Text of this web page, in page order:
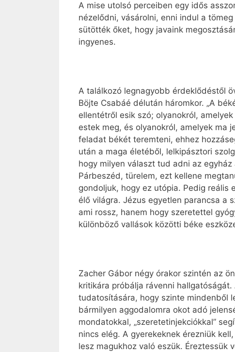
A mise utolsó perceiben egy idős
nézelődni, vásárolni, enni indul a
sütötték őket, hogy javaink
ingyenes.
A találkozó legnagyobb érdeklődéstől
Böjte Csabáé délután háromkor. „A
ellentétről esik szó; olyanokról,
estek meg, és olyanokról, amelyek ma
feladat békét teremteni, ehhez
után a maga életéből, lelkipásztori
hogy milyen választ tud adni az
Párbeszéd, türelem, ezt kellene
gondoljuk, hogy ez utópia. Pedig reális
élő világra. Jézus egyetlen parancsa a
ami rossz, hanem hogy szeretettel
különböző vallások közötti béke
Zacher Gábor négy órakor szintén az
kritikára próbálja rávenni
tudatosítására, hogy szinte mindenből
bármilyen aggodalomra okot adó
mondatokkal, „szeretetinjekciókkal”
nincs elég. A gyerekeknek érezniük
lesz magukhoz való eszük. Éreztessük